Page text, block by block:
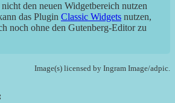
den neuen Widgetbereich nutzen
das Plugin Classic Widgets nutzen,
noch ohne den Gutenberg-Editor zu
Image(s) licensed by Ingram Image/adpic.